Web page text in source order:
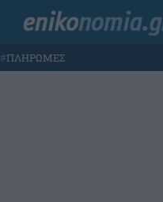
#ΠΛΗΡΩΜΕΣ